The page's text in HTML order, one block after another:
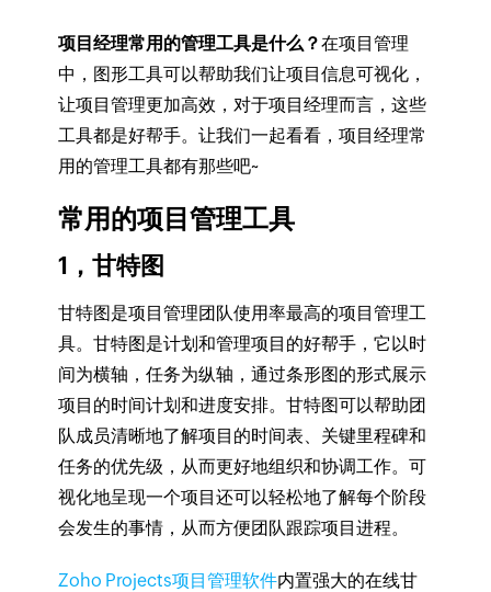
项目经理常用的管理工具是什么？在项目管理
中，图形工具可以帮助我们让项目信息可视化，
让项目管理更加高效，对于项目经理而言，这些
工具都是好帮手。让我们一起看看， 项目经理常
用的管理工具都有那些吧~
常用的项目管理工具
1，甘特图
甘特图是项目管理团队使用率最高的项目管理工
具。甘特图是计划和管理项目的好帮手，它以时
间为横轴，任务为纵轴，通过条形图的形式展示
项目的时间计划和进度安排。甘特图可以帮助团
队成员清晰地了解项目的时间表、关键里程碑和
任务的优先级，从而更好地组织和协调工作。可
视化地呈现一个项目还可以轻松地了解每个阶段
会发生的事情，从而方便团队跟踪项目进程。
Zoho Projects项目管理软件内置强大的在线甘